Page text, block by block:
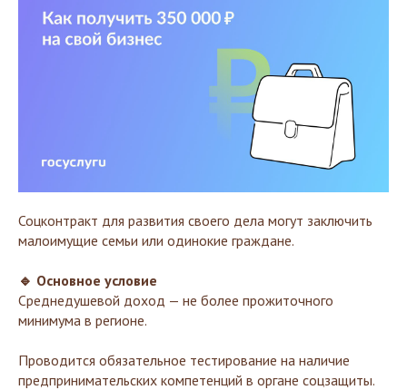
Соцконтракт для развития своего дела могут заключить
малоимущие семьи или одинокие граждане.
🔹 Основное условие
Среднедушевой доход — не более прожиточного
минимума в регионе.
Проводится обязательное тестирование на наличие
предпринимательских компетенций в органе соцзащиты.